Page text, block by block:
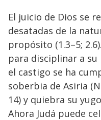
El juicio de Dios se
desatadas de la
propósito (1.3–5;
para disciplinar a
el castigo se ha
soberbia de Asiria
14) y quiebra su
Ahora Judá puede